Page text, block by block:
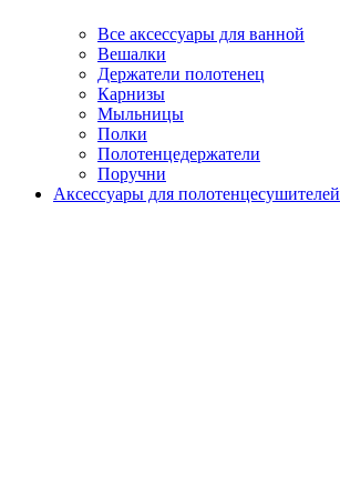
Все аксессуары для ванной
Вешалки
Держатели полотенец
Карнизы
Мыльницы
Полки
Полотенцедержатели
Поручни
Аксессуары для полотенцесушителей